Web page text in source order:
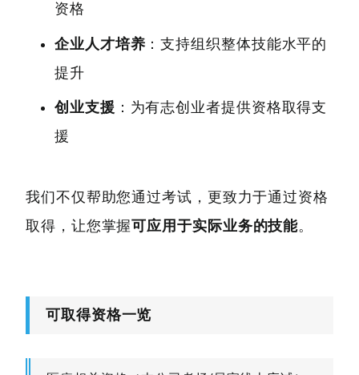
资格
企业人才培养 ：支持组织整体技能水平的
提升
创业支援 ：为有志创业者提供资格取得支
援
我们不仅帮助您通过考试，更致力于通过资格
取得，让您掌握可应用于实际业务的技能。
可取得资格一览